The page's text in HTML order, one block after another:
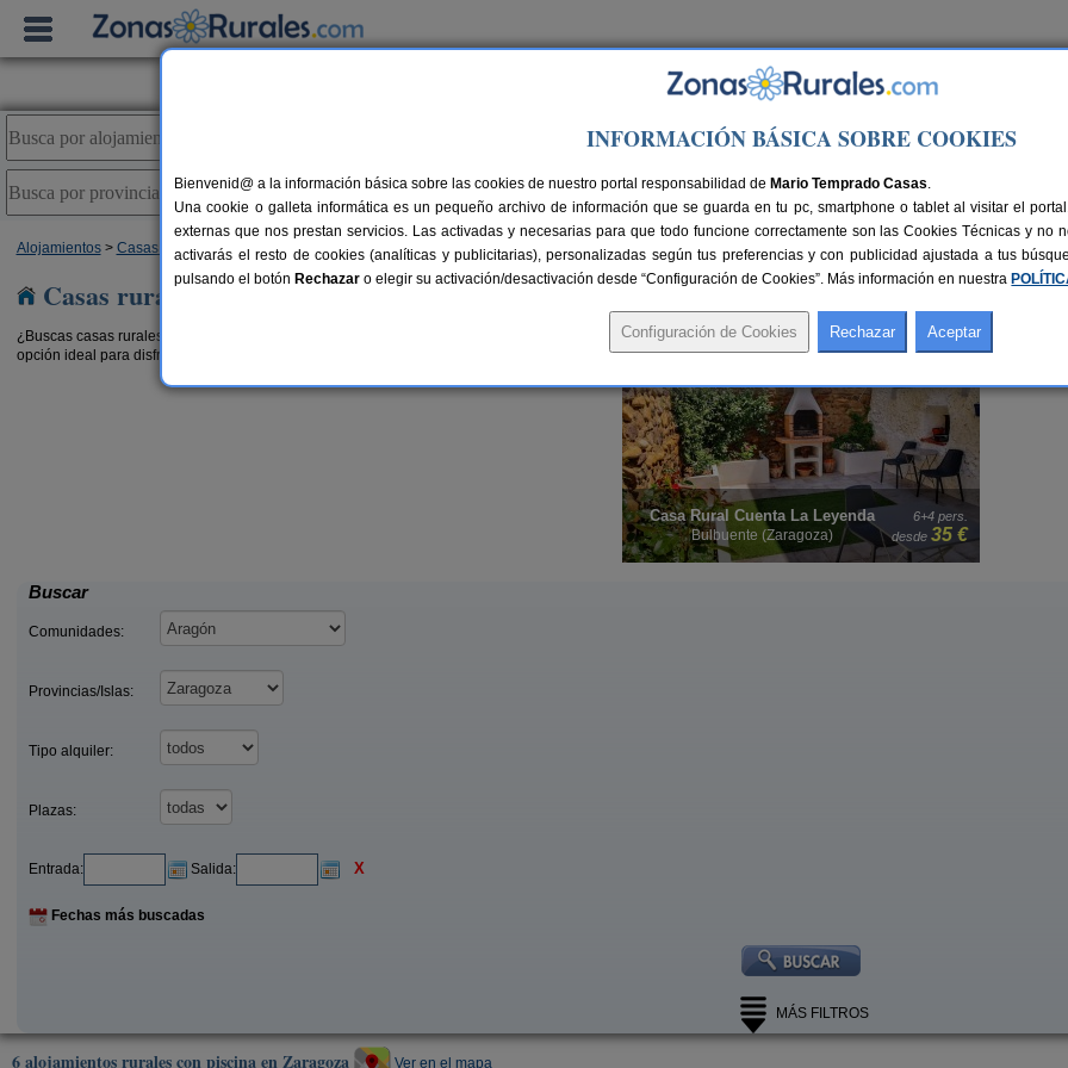
Ir a Versión PC
Alojamientos> Casas rurales con piscina>Aragón> Zaragoza
Casas rurales con piscina en Zaragoza
¿Buscas casas rurales con piscina en Zaragoza? Disfruta del buen tiempo con amigos, familiares o en pareja. Aquí también encontrarás algunosalojamientos
opción ideal para disfrutar de las ventajas de las
en un entorno privado, elegante y placentero. Una reconfortante forma de
6+4 pers.
desde 35 €
Casa Rural Cuenta La Leyenda
Bulbuente (Zaragoza)
Buscar
Comunidades:
Provincias/Islas:
Tipo alquiler:
Plazas:
Entrada: Salida: X
Fechas más buscadas
MÁS FILTROS
6 alojamientos rurales con piscina en Zaragoza Ver en el mapa
INFORMACIÓN BÁSICA SOBRE COOKIES
Bienvenid@ a la información básica sobre las cookies de nuestro portal responsabilidad de Mario Temprado Casas.
Una cookie o galleta informática es un pequeño archivo de información que se guarda en tu pc, smartphone o tablet al visitar el
externas que nos prestan servicios. Las activadas y necesarias para que todo funcione correctamente son las Cookies Técnicas y no
activarás el resto de cookies (analíticas y publicitarias), personalizadas según tus preferencias y con publicidad ajustada a tus
pulsando el botón Rechazar o elegir su activación/desactivación desde “Configuración de Cookies”. Más información en nuestra